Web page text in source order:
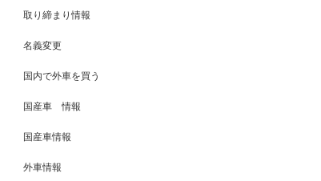
取り締まり情報
名義変更
国内で外車を買う
国産車 情報
国産車情報
外車情報